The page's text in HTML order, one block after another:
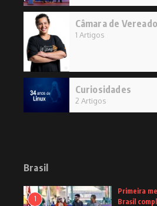
Câmara de
1 Artigos
Curiosidades
2 Artigos
Brasil
1
Primeira
Brasil